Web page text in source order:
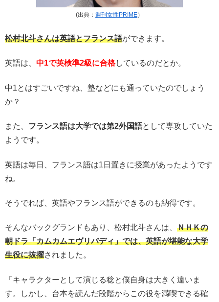
(出典： 週刊女性PRIME）
松村北斗さんは英語とフランス語ができます。
英語は、 中1で英検準2級に合格しているのだとか。
中1とはすごいですね、塾などにも通っていたのでしょう
か？
また、 フランス語は大学では第2外国語として専攻していた
ようです。
英語は毎日、フランス語は1日置きに授業があったようです
ね。
そうでれば、英語やフランス語ができるのも納得です。
そんなバックグランドもあり、松村北斗さんは、 ＮＨＫの
朝ドラ「カムカムエヴリバディ」では、英語が堪能な大学
生役に抜擢されました。
「キャラクターとして演じる稔と僕自身は大きく違いま
す。しかし、台本を読んだ段階からこの役を満喫できる確